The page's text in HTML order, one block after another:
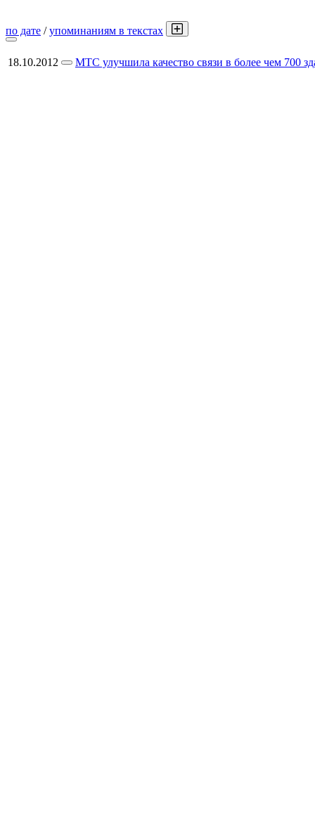
по дате /упоминаниям в текстах
18.10.2012 МТС улучшила качество связи в более чем 700